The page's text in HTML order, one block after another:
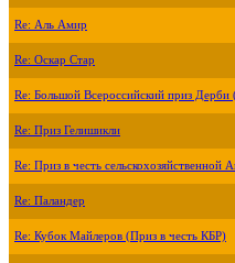
Re: Аль Амир
Re: Оскар Стар
Re: Большой Всероссийский приз
Re: Приз Гелишикли
Re: Приз в честь
Re: Паландер
Re: Кубок Майлеров (Приз в честь КБР)